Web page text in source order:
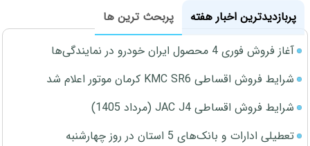
پربازدیدترین اخبار هفته
پربحث ترین ها
آغاز فروش فوری 4 محصول ایران خودرو در نمایندگی‌ها
شرایط فروش اقساطی KMC SR6 کرمان موتور اعلام شد
شرایط فروش اقساطی JAC J4 (مرداد 1405)
تعطیلی ادارات و بانک‌های 5 استان در روز چهارشنبه